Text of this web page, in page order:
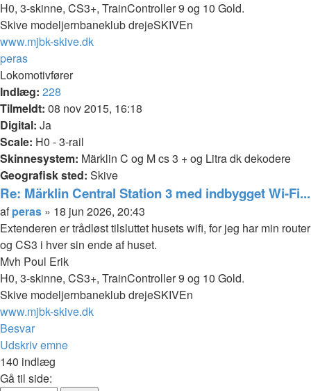
H0, 3-skinne, CS3+, TrainController 9 og 10 Gold.
Skive modeljernbaneklub drejeSKIVEn
www.mjbk-skive.dk
Top
peras
Lokomotivfører
Indlæg: 228
Tilmeldt: 08 nov 2015, 16:18
Digital: Ja
Scale: H0 - 3-rail
Skinnesystem: Märklin C og M cs 3 + og Litra dk dekodere
Geografisk sted: Skive
Re: Märklin Central Station 3 med indbygget Wi-Fi...
Citer
Indlæg
afperas » 18 jun 2026, 20:43
Extenderen er trådløst tilsluttet husets wifi, for jeg har min router
og CS3 i hver sin ende af huset.
Mvh Poul Erik
H0, 3-skinne, CS3+, TrainController 9 og 10 Gold.
Skive modeljernbaneklub drejeSKIVEn
www.mjbk-skive.dk
Top
Besvar
Udskriv emne
140 indlæg
Side
Gå til side: